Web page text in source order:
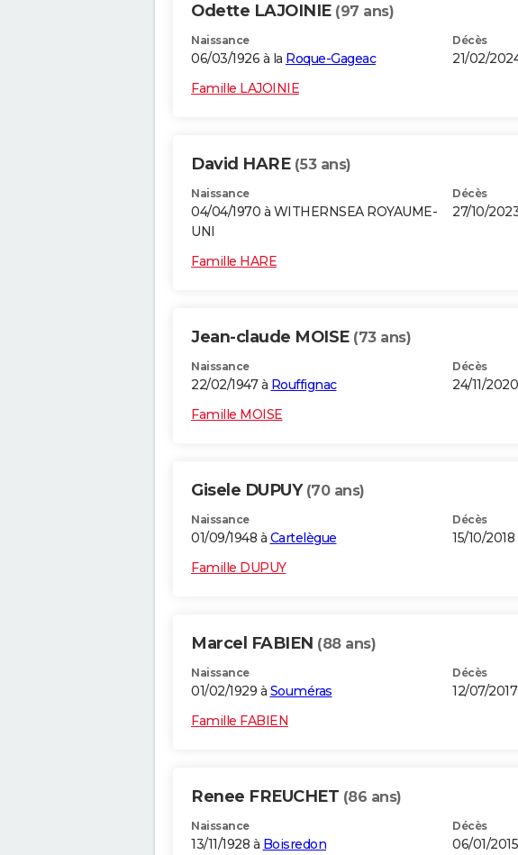
Odette LAJOINIE (97 ans)
Naissance
06/03/1926 à la Roque-Gageac
Décès
21/02/
Famille LAJOINIE
David HARE (53 ans)
Naissance
04/04/1970 à WITHERNSEA ROYAUME-
UNI
Décès
27/10/
Famille HARE
Jean-claude MOISE (73 ans)
Naissance
22/02/1947 à Rouffignac
Décès
24/11/
Famille MOISE
Gisele DUPUY (70 ans)
Naissance
01/09/1948 à Cartelègue
Décès
15/10/2018
Famille DUPUY
Marcel FABIEN (88 ans)
Naissance
01/02/1929 à Souméras
Décès
12/07/
Famille FABIEN
Renee FREUCHET (86 ans)
Naissance
13/11/1928 à Boisredon
Décès
06/01/